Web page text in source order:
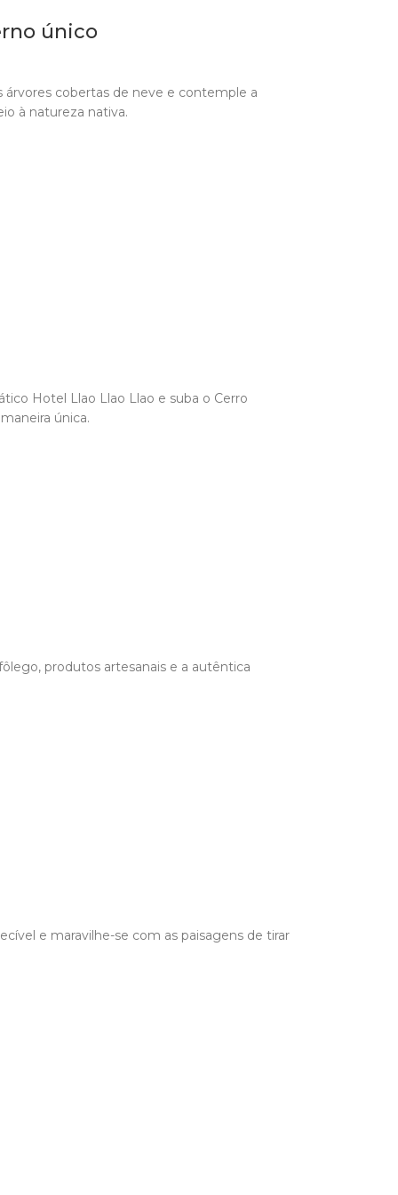
único
cobertas de neve e contemple a
à natureza nativa.
Hotel Llao Llao Llao e suba o Cerro
única.
produtos artesanais e a autêntica
e maravilhe-se com as paisagens de tirar